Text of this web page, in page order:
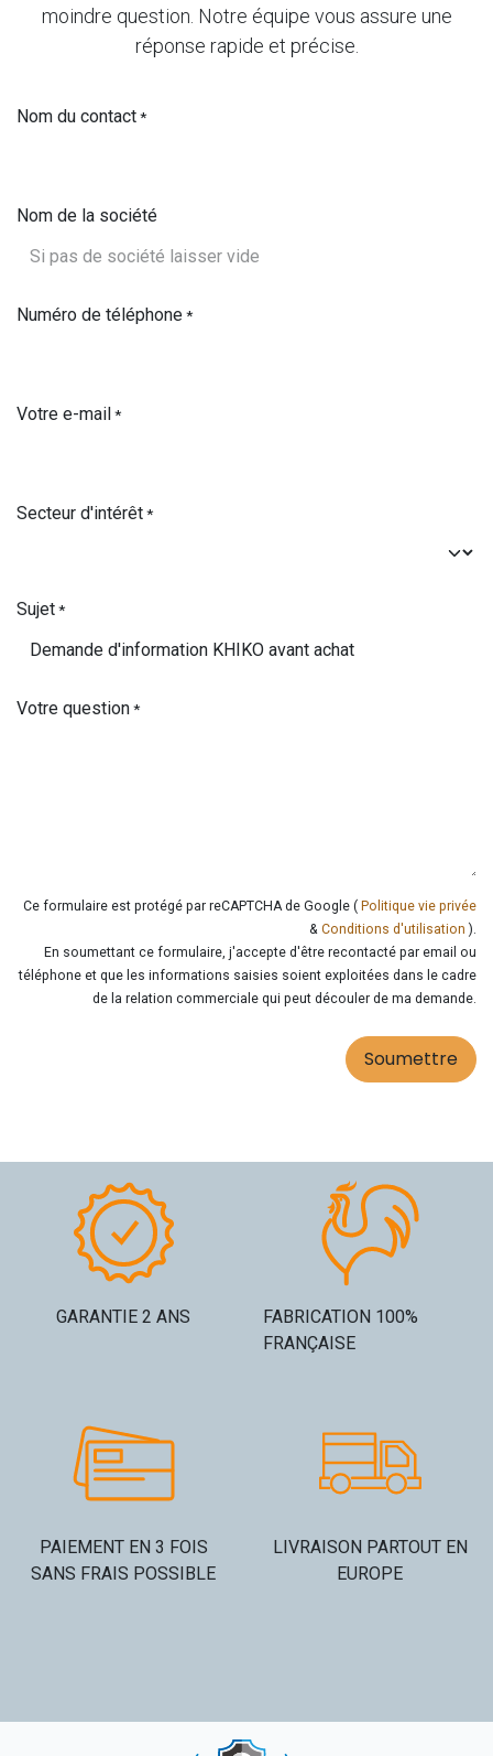
moindre question. Notre équipe vous assure une
réponse rapide et précise.
Nom du contact*
Nom de la société
Numéro de téléphone*
Votre e-mail*
Secteur d'intérêt*
Sujet*
Votre question*
Ce formulaire est protégé par reCAPTCHA de Google ( Politique vie privée
& Conditions d'utilisation ).
En soumettant ce formulaire, j'accepte d'être recontacté par email ou
téléphone et que les informations saisies soient exploitées dans le cadre
de la relation commerciale qui peut découler de ma demande.
Soumettre
GARANTIE 2 ANS
FABRICATION 100%
FRANÇAISE
PAIEMENT EN 3 FOIS
SANS FRAIS POSSIBLE
LIVRAISON PARTOUT EN
EUROPE​